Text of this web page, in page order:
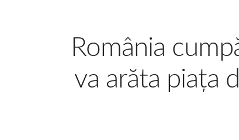
România
va arăta piața